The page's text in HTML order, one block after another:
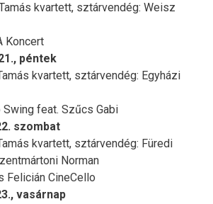
kvartett, sztárvendég: Weisz
Koncert
péntek
kvartett, sztárvendég: Egyházi
Swing feat. Szűcs Gabi
szombat
kvartett, sztárvendég: Füredi
Norman
Felicián CineCello
vasárnap